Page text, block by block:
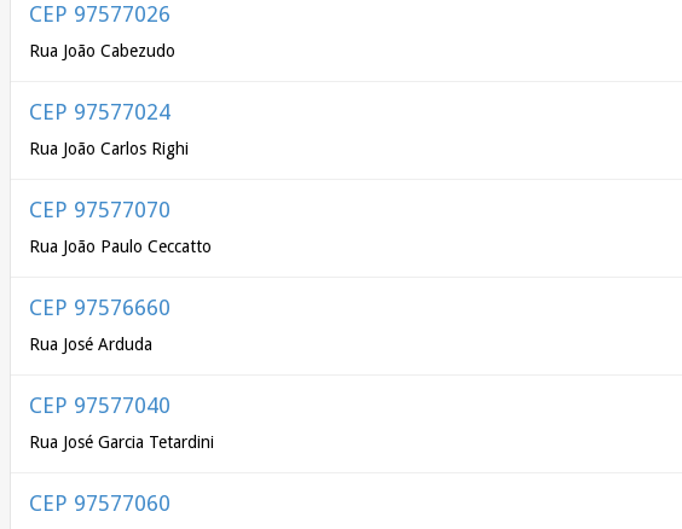
CEP 97577026
Rua João Cabezudo
CEP 97577024
Rua João Carlos Righi
CEP 97577070
Rua João Paulo Ceccatto
CEP 97576660
Rua José Arduda
CEP 97577040
Rua José Garcia Tetardini
CEP 97577060